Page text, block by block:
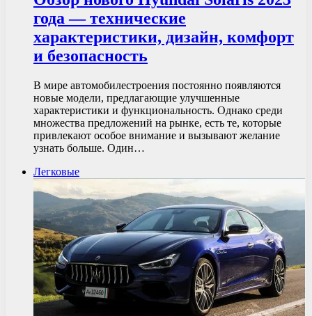
года — технические
характеристики, дизайн, комфорт
и безопасность
В мире автомобилестроения постоянно появляются
новые модели, предлагающие улучшенные
характеристики и функциональность. Однако среди
множества предложений на рынке, есть те, которые
привлекают особое внимание и вызывают желание
узнать больше. Один…
Легковые